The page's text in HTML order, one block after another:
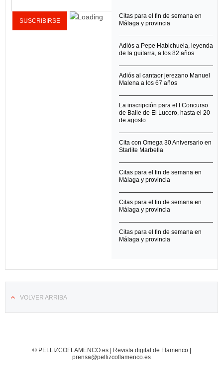
Citas para el fin de semana en
Málaga y provincia
Adiós a Pepe Habichuela, leyenda
de la guitarra, a los 82 años
Adiós al cantaor jerezano Manuel
Malena a los 67 años
La inscripción para el I Concurso
de Baile de El Lucero, hasta el 20
de agosto
Cita con Omega 30 Aniversario en
Starlite Marbella
Citas para el fin de semana en
Málaga y provincia
Citas para el fin de semana en
Málaga y provincia
Citas para el fin de semana en
Málaga y provincia
VOLVER ARRIBA
© PELLIZCOFLAMENCO.es | Revista digital de Flamenco |
prensa@pellizcoflamenco.es